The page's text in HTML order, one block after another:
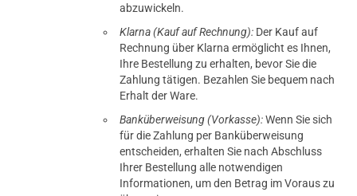
abzuwickeln.
Klarna (Kauf auf Rechnung): Der Kauf auf
Rechnung über Klarna ermöglicht es Ihnen,
Ihre Bestellung zu erhalten, bevor Sie die
Zahlung tätigen. Bezahlen Sie bequem nach
Erhalt der Ware.
Banküberweisung (Vorkasse):Wenn Sie sich
für die Zahlung per Banküberweisung
entscheiden, erhalten Sie nach Abschluss
Ihrer Bestellung alle notwendigen
Informationen, um den Betrag im Voraus zu